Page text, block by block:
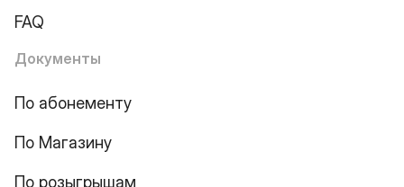
FAQ
Документы
По абонементу
По Магазину
По розыгрышам